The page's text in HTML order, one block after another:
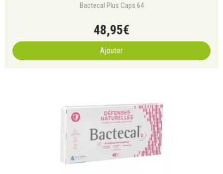
Bactecal Plus Caps 64
48,95€
Ajouter